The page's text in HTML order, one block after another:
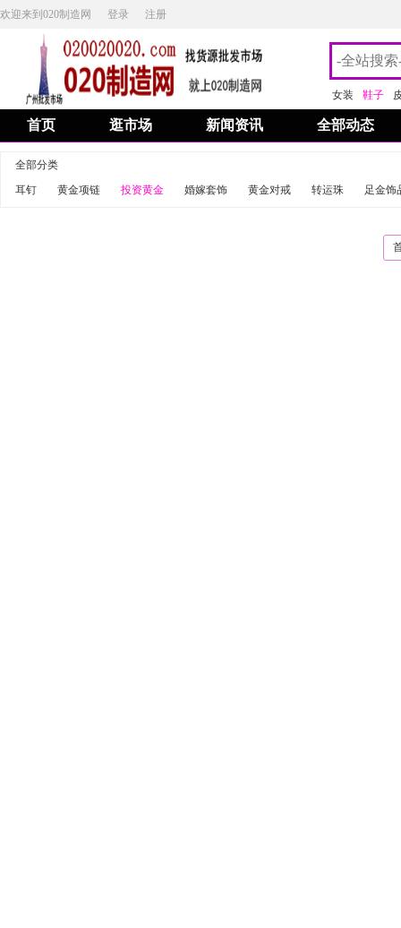
欢迎来到020制造网 登录 注册
女装 鞋子
首页 逛市场 新闻资讯 全部动态
全部分类
耳钉
黄金项链 投资黄金 婚嫁套饰 黄金对戒 转运珠 足金饰